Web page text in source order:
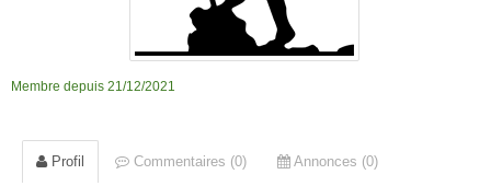
Membre depuis 21/12/2021
Profil Commentaires (0) Annonces (0)